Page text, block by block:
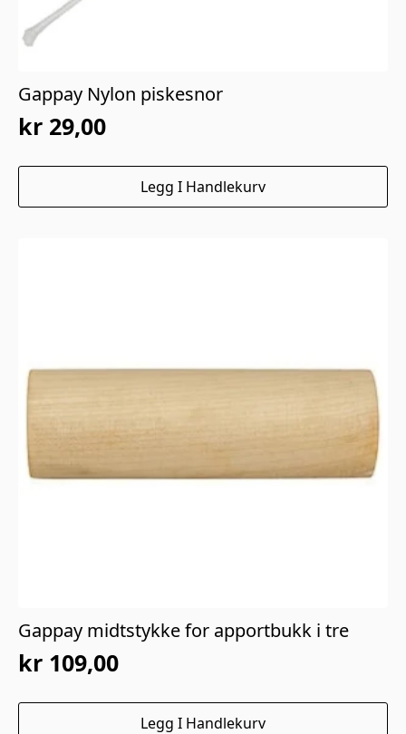
Gappay Nylon piskesnor
kr 29,00
Legg I Handlekurv
Gappay midtstykke for apportbukk i tre
kr 109,00
Legg I Handlekurv